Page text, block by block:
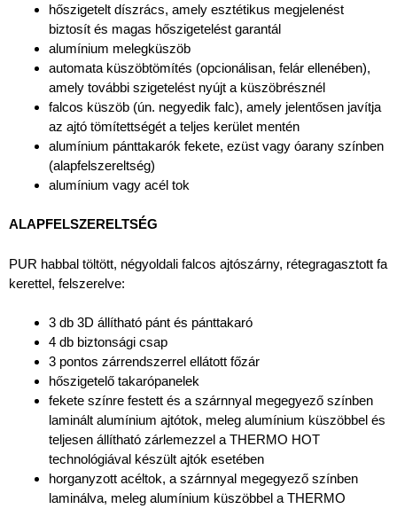
hőszigetelt díszrács, amely esztétikus megjelenést
biztosít és magas hőszigetelést garantál
alumínium melegküszöb
automata küszöbtömítés (opcionálisan, felár ellenében),
amely további szigetelést nyújt a küszöbrésznél
falcos küszöb (ún. negyedik falc), amely jelentősen javítja
az ajtó tömítettségét a teljes kerület mentén
alumínium pánttakarók fekete, ezüst vagy óarany színben
(alapfelszereltség)
alumínium vagy acél tok
ALAPFELSZERELTSÉG
PUR habbal töltött, négyoldali falcos ajtószárny, rétegragasztott fa
kerettel, felszerelve:
3 db 3D állítható pánt és pánttakaró
4 db biztonsági csap
3 pontos zárrendszerrel ellátott főzár
hőszigetelő takarópanelek
fekete színre festett és a szárnnyal megegyező színben
laminált alumínium ajtótok, meleg alumínium küszöbbel és
teljesen állítható zárlemezzel a THERMO HOT
technológiával készült ajtók esetében
horganyzott acéltok, a szárnnyal megegyező színben
laminálva, meleg alumínium küszöbbel a THERMO